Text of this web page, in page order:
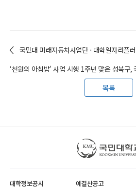
목록
국민대학교
대학정보공시 예결산공고